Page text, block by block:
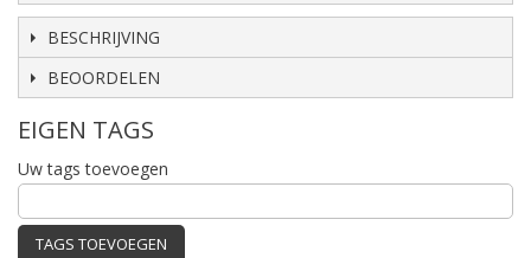
BESCHRIJVING
BEOORDELEN
EIGEN TAGS
Uw tags toevoegen
TAGS TOEVOEGEN